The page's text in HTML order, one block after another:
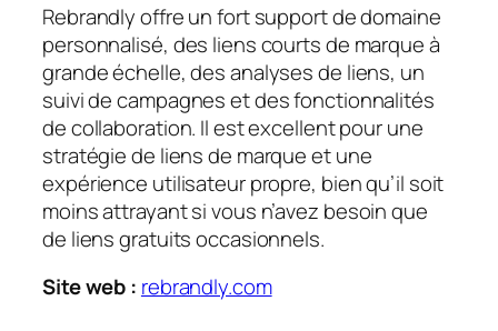
Rebrandly offre un fort support de domaine
personnalisé, des liens courts de marque à
grande échelle, des analyses de liens, un
suivi de campagnes et des fonctionnalités
de collaboration. Il est excellent pour une
stratégie de liens de marque et une
expérience utilisateur propre, bien qu’il soit
moins attrayant si vous n’avez besoin que
de liens gratuits occasionnels.
Site web : rebrandly.com